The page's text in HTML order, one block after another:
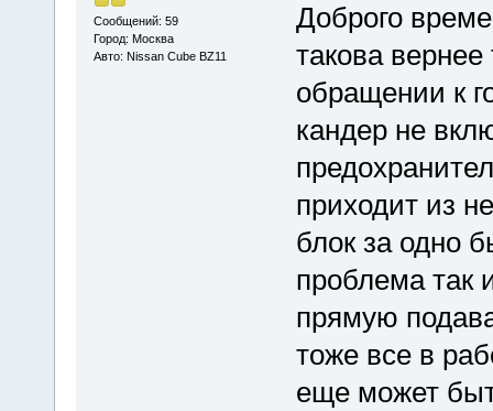
Сообщений: 59
Город: Москва
Авто: Nissan Cube BZ11
Доброго
такова
обращении к
кандер не
приходит из
блок за одно
проблема так
прямую
тоже все в
еще может